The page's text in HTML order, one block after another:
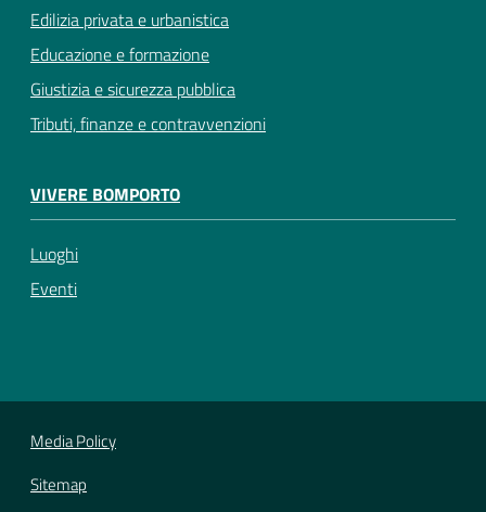
Edilizia privata e urbanistica
Educazione e formazione
Giustizia e sicurezza pubblica
Tributi, finanze e contravvenzioni
VIVERE BOMPORTO
Luoghi
Eventi
Media Policy
Sitemap